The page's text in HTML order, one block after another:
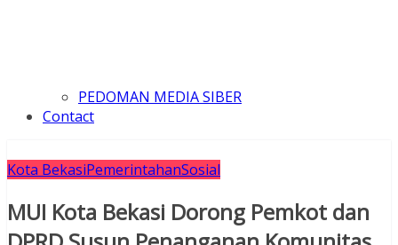
PEDOMAN MEDIA SIBER
Contact
Kota BekasiPemerintahanSosial
MUI Kota Bekasi Dorong Pemkot dan